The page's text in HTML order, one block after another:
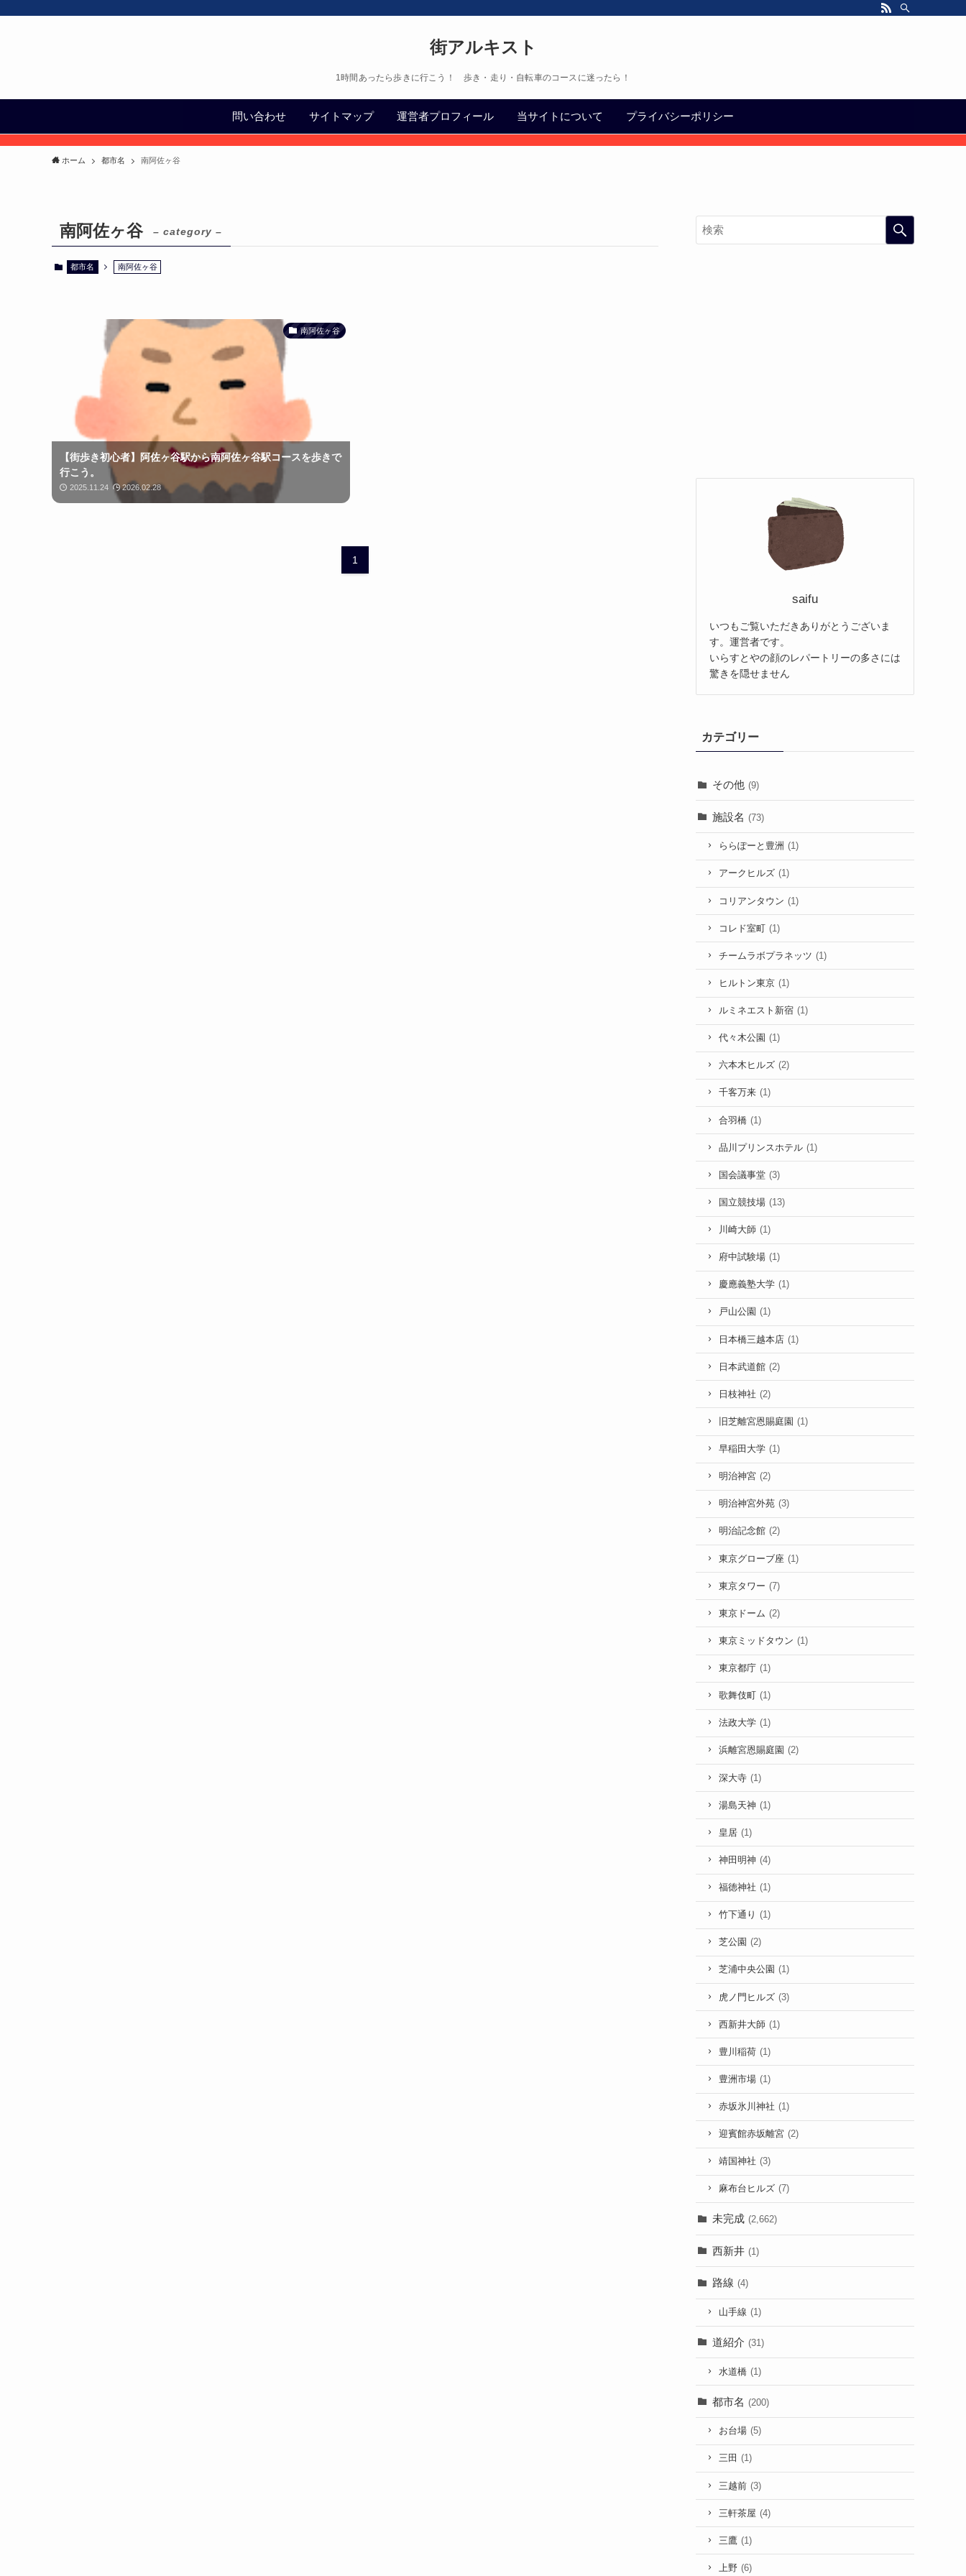
街アルキスト
1時間あったら歩きに行こう！ 歩き・走り・自転車のコースに迷ったら！
問い合わせ サイトマップ 運営者プロフィール 当サイトについて プライバシーポリシー
ホーム 都市名 南阿佐ヶ谷
南阿佐ヶ谷 – category –
都市名 南阿佐ヶ谷
南阿佐ヶ谷
【街歩き初心者】阿佐ヶ谷駅から南阿佐ヶ谷駅コースを歩きで
行こう。
2025.11.24 2026.02.28
1
saifu
いつもご覧いただきありがとうございま
す。運営者です。
いらすとやの顔のレパートリーの多さには
驚きを隠せません
カテゴリー
その他 (9)
施設名 (73)
ららぽーと豊洲 (1)
アークヒルズ (1)
コリアンタウン (1)
コレド室町 (1)
チームラボプラネッツ (1)
ヒルトン東京 (1)
ルミネエスト新宿 (1)
代々木公園 (1)
六本木ヒルズ (2)
千客万来 (1)
合羽橋 (1)
品川プリンスホテル (1)
国会議事堂 (3)
国立競技場 (13)
川崎大師 (1)
府中試験場 (1)
慶應義塾大学 (1)
戸山公園 (1)
日本橋三越本店 (1)
日本武道館 (2)
日枝神社 (2)
旧芝離宮恩賜庭園 (1)
早稲田大学 (1)
明治神宮 (2)
明治神宮外苑 (3)
明治記念館 (2)
東京グローブ座 (1)
東京タワー (7)
東京ドーム (2)
東京ミッドタウン (1)
東京都庁 (1)
歌舞伎町 (1)
法政大学 (1)
浜離宮恩賜庭園 (2)
深大寺 (1)
湯島天神 (1)
皇居 (1)
神田明神 (4)
福徳神社 (1)
竹下通り (1)
芝公園 (2)
芝浦中央公園 (1)
虎ノ門ヒルズ (3)
西新井大師 (1)
豊川稲荷 (1)
豊洲市場 (1)
赤坂氷川神社 (1)
迎賓館赤坂離宮 (2)
靖国神社 (3)
麻布台ヒルズ (7)
未完成 (2,662)
西新井 (1)
路線 (4)
山手線 (1)
道紹介 (31)
水道橋 (1)
都市名 (200)
お台場 (5)
三田 (1)
三越前 (3)
三軒茶屋 (4)
三鷹 (1)
上野 (6)